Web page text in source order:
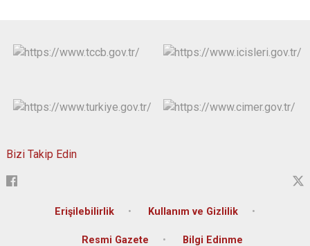
Bizi Takip Edin
Erişilebilirlik Kullanım ve Gizlilik
Resmi Gazete Bilgi Edinme